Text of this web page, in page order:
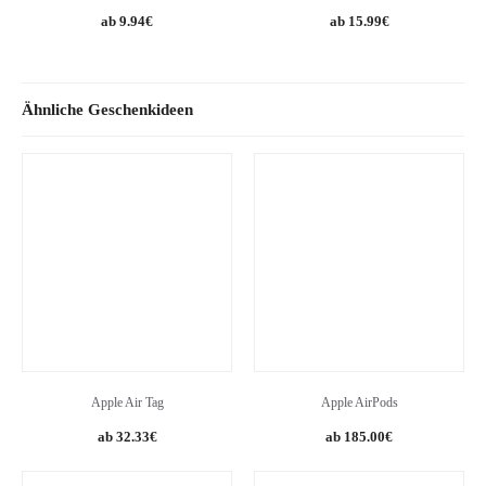
Original
9.94€Current
15.99€
Ähnliche Geschenkideen
Apple Air Tag
Original
32.33€Current
Apple AirPods
Original
185.00€Current